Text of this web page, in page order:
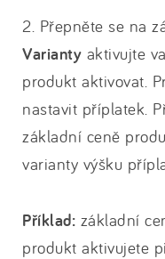
2. Přepněte se na
Varianty aktivujte
produkt aktivovat.
nastavit příplatek.
základní ceně
varianty výšku
Příklad: základní
produkt aktivujete